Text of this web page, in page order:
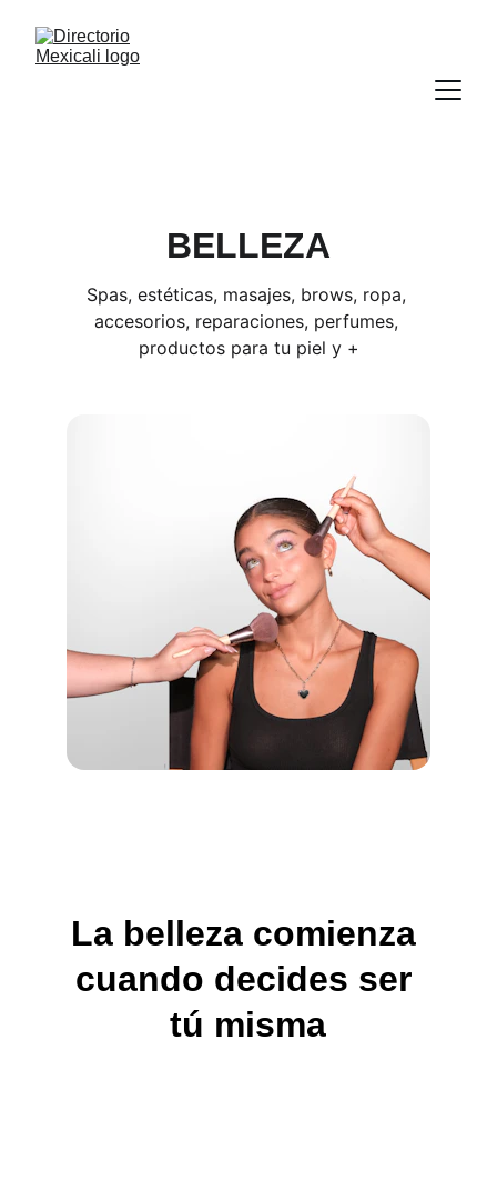
BELLEZA
Spas, estéticas, masajes, brows, ropa,
accesorios, reparaciones, perfumes,
productos para tu piel y +
La belleza comienza
cuando decides ser
tú misma